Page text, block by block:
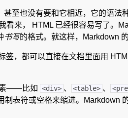
甚至也没有要和它相近，它的语
看来， HTML 已经很容易写了。
书写的格式。就这样，Markdown
签，都可以直接在文档里面用
素――比如 <div> 、 <table> 、
制表符或空格来缩进。Markdown